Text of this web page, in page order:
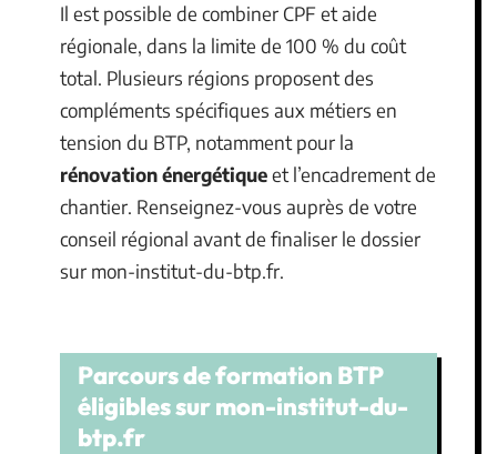
Il est possible de combiner CPF et aide
régionale, dans la limite de 100 % du coût
total. Plusieurs régions proposent des
compléments spécifiques aux métiers en
tension du BTP, notamment pour la
rénovation énergétiqueet l’encadrement de
chantier. Renseignez-vous auprès de votre
conseil régional avant de finaliser le dossier
sur mon-institut-du-btp.fr.
Parcours de formation BTP
éligibles sur mon-institut-du-
btp.fr